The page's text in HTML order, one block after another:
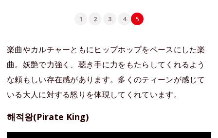
1 2 3 4 5
楽曲やカルチャーともにヒップホップをベースにした楽
曲。妖艶で力強く、聴き手に力をもたらしてくれるよう
な頼もしい存在感があります。多くのティーンが感じて
いる大人に対する怒りを体現してくれています。
해적왕(Pirate King)